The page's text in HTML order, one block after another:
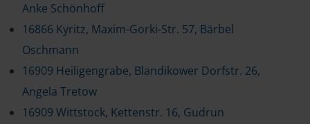
Anke Schönhoff
16866 Kyritz, Maxim-Gorki-Str. 57, Bärbel
Oschmann
16909 Heiligengrabe, Blandikower Dorfstr. 26,
Angela Tretow
16909 Wittstock, Kettenstr. 16, Gudrun